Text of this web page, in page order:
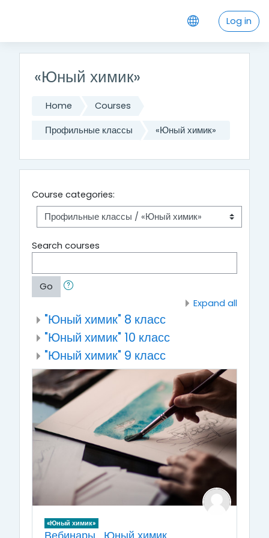
Log in
«Юный химик»
Home Courses
Профильные классы «Юный химик»
Course categories:
Search courses
Go
Expand all
"Юный химик" 8 класс
"Юный химик" 10 класс
"Юный химик" 9 класс
«Юный химик»